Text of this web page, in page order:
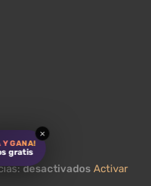
Y GANA!
gratis
×
desactivados Activar